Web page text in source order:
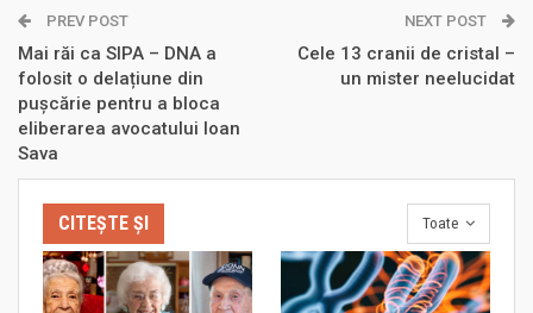
PREV POST
Mai răi ca SIPA – DNA a
folosit o delațiune din
pușcărie pentru a bloca
eliberarea avocatului Ioan
Sava
NEXT POST
Cele 13 cranii de cristal –
un mister neelucidat
Toate
CITEȘTE ȘI